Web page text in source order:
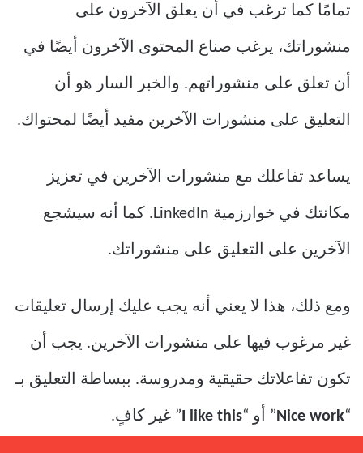
تمامًا كما ترغب في أن يعلق الآخرون على
منشوراتك، يرغب صناع المحتوى الآخرون أيضًا في
أن تعلق على منشوراتهم. والخبر السار هو أن
التعليق على منشورات الآخرين مفيد أيضًا لمحتواك.
يساعد تفاعلك مع منشورات الآخرين في تعزيز
مكانتك في خوارزمية LinkedIn. كما أنه سيشجع
الآخرين على التعليق على منشوراتك.
ومع ذلك، هذا لا يعني أنه يجب عليك إرسال تعليقات
غير مرغوب فيها على منشورات الآخرين. يجب أن
تكون تفاعلاتك حقيقية ومدروسة. ببساطة التعليق بـ
“
Nice work” أو “I like this” غير كافٍ.